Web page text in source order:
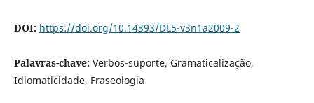
DOI: https://doi.org/10.14393/DL5-v3n1a2009-2
Palavras-chave: Verbos-suporte, Gramaticalização,
Idiomaticidade, Fraseologia